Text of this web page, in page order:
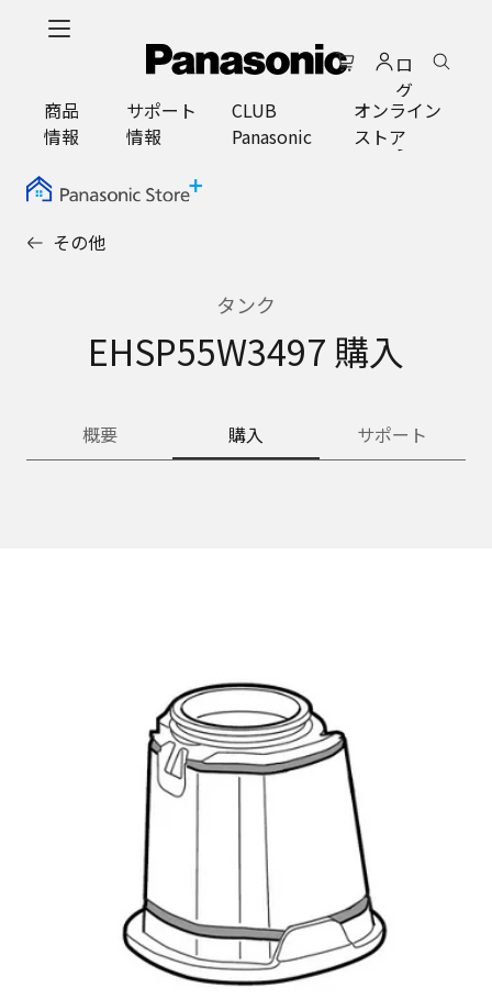
ロ
グ
イ
ン
商品
情報
サポート
情報
CLUB
Panasonic
オンライン
ストア
その他
タンク
EHSP55W3497 購入
概要 購入 サポート